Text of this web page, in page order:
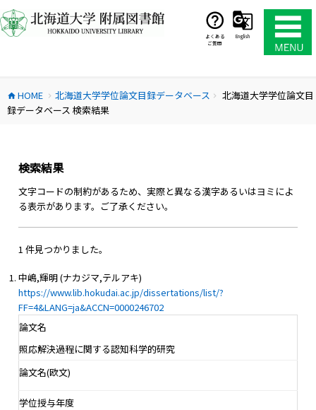
ン
テ
ス
キ
よくある
ご質問
English
home HOME chevron_right 北海道大学学位論文目録データベース chevron_right
北海道大学学位論文目
録データベース 検索結果
検索結果
文字コードの制約があるため、実際と異なる漢字あるいはヨミによ
る表示があります。ご了承ください。
1 件見つかりました。
中嶋,輝明 (ナカジマ,テルアキ)
https://www.lib.hokudai.ac.jp/dissertations/list/?
FF=4&LANG=ja&ACCN=0000246702
論文名
照応解決過程に関する認知科学的研究
論文名(欧文)
学位授与年度